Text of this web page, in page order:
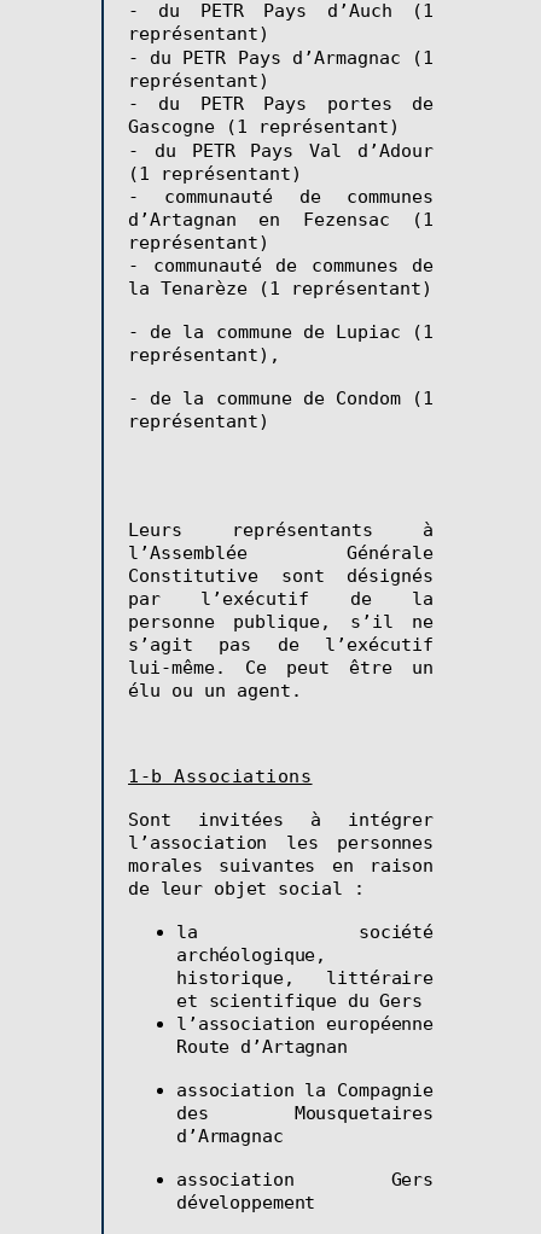
- du PETR Pays d’Auch (1
représentant)
- du PETR Pays d’Armagnac (1
représentant)
- du PETR Pays portes de
Gascogne (1 représentant)
- du PETR Pays Val d’Adour
(1 représentant)
- communauté de communes
d’Artagnan en Fezensac (1
représentant)
- communauté de communes de
la Tenarèze (1 représentant)
- de la commune de Lupiac (1
représentant),
- de la commune de Condom (1
représentant)
Leurs représentants à
l’Assemblée Générale
Constitutive sont désignés
par l’exécutif de la
personne publique, s’il ne
s’agit pas de l’exécutif
lui-même. Ce peut être un
élu ou un agent.
1-b Associations
Sont invitées à intégrer
l’association les personnes
morales suivantes en raison
de leur objet social :
la société
archéologique,
historique, littéraire
et scientifique du Gers
l’association européenne
Route d’Artagnan
association la Compagnie
des Mousquetaires
d’Armagnac
association Gers
développement